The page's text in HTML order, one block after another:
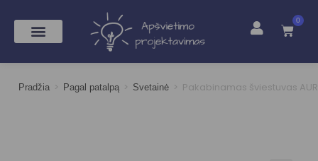
0
Pradžia > Pagal patalpą > Svetainė > Pakabinamas šviestuvas